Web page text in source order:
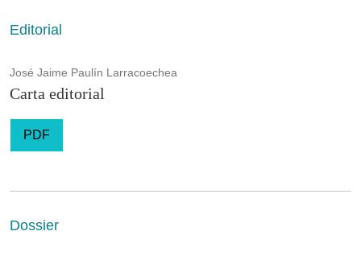
Editorial
José Jaime Paulín Larracoechea
Carta editorial
PDF
Dossier